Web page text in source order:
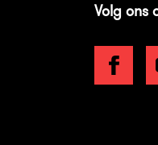
Volg ons